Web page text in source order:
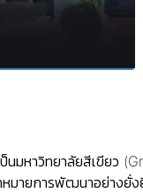
นมหาวิทยาลัยสีเขียว
มายการพัฒนาอย่างยั่